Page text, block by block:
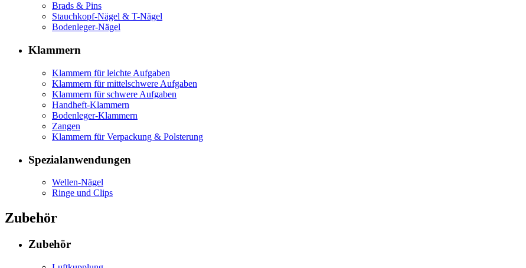
Brads & Pins
Stauchkopf-Nägel & T-Nägel
Bodenleger-Nägel
Klammern
Klammern für leichte Aufgaben
Klammern für mittelschwere Aufgaben
Klammern für schwere Aufgaben
Handheft-Klammern
Bodenleger-Klammern
Zangen
Klammern für Verpackung & Polsterung
Spezialanwendungen
Wellen-Nägel
Ringe und Clips
Zubehör
Zubehör